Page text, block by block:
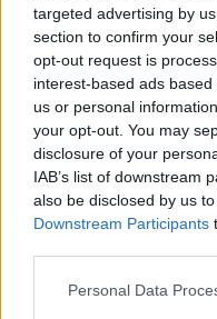
targeted advertising by
section to confirm your
opt-out request is
interest-based ads
us or personal
your opt-out. You may
disclosure of your
IAB’s list of downstream
also be disclosed by us
Downstream Participants
Please note that this
Personal Data
Amire többmillióan
csökken a riasztás
Országos hírek